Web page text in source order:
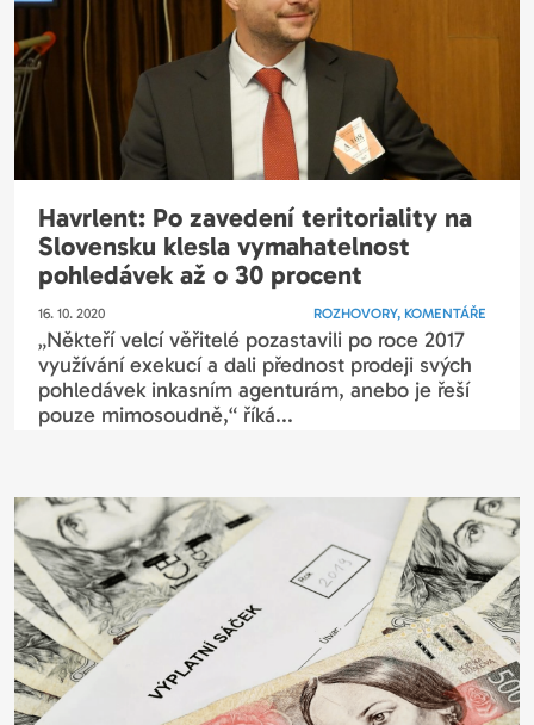
Havrlent: Po zavedení teritoriality na
Slovensku klesla vymahatelnost
pohledávek až o 30 procent
16. 10. 2020 ROZHOVORY, KOMENTÁŘE
„Někteří velcí věřitelé pozastavili po roce 2017
využívání exekucí a dali přednost prodeji svých
pohledávek inkasním agenturám, anebo je řeší
pouze mimosoudně,“ říká...